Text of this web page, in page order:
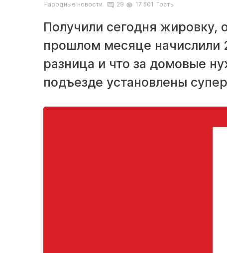
Народные новости 29 17 501 Гость
Получили сегодня жировку,
прошлом месяце начислили
разница и что за домовые
подъезде установлены